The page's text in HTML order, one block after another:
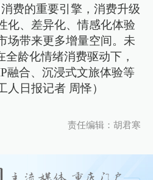
费的重要引擎，消费升级
化、差异化、情感化体验
场带来更多增量空间。未
全龄化情绪消费驱动下，
融合、沉浸式文旅体验等
人日报记者 周怿）
责任编辑：胡君寒